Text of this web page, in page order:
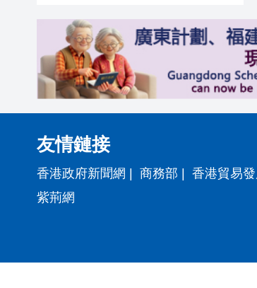
友情鏈接
香港政府新聞網 商務部 香港貿易
紫荊網